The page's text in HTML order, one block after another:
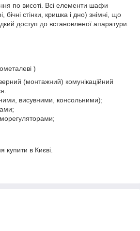
по висоті. Всі елементи шафи
бічні стінки, кришка і дно) знімні, що
доступ до встановленої апаратури.
)
(монтажний) комунікаційний
висувними, консольними);
в Києві.